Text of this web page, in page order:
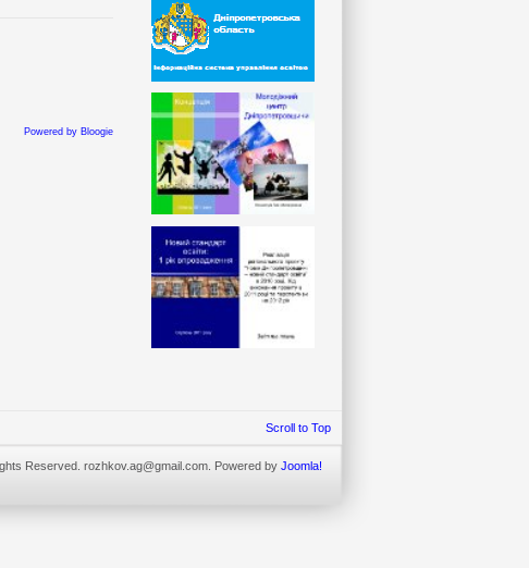
Powered by Bloogie
Scroll to Top
Reserved. rozhkov.ag@gmail.com. Powered by Joomla!